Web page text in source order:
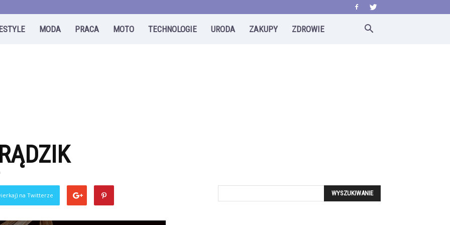
MODA PRACA MOTO TECHNOLOGIE URODA ZAKUPY ZDROWIE
na Twitterze